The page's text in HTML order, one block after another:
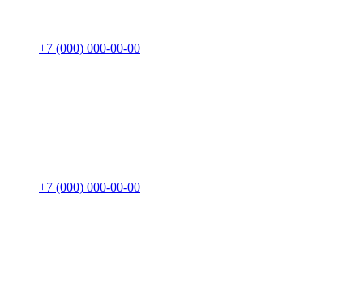
+7 (000) 000-00-00
+7 (000) 000-00-00